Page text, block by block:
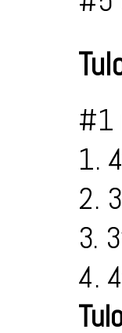
#1
1.
2.
3.
4.